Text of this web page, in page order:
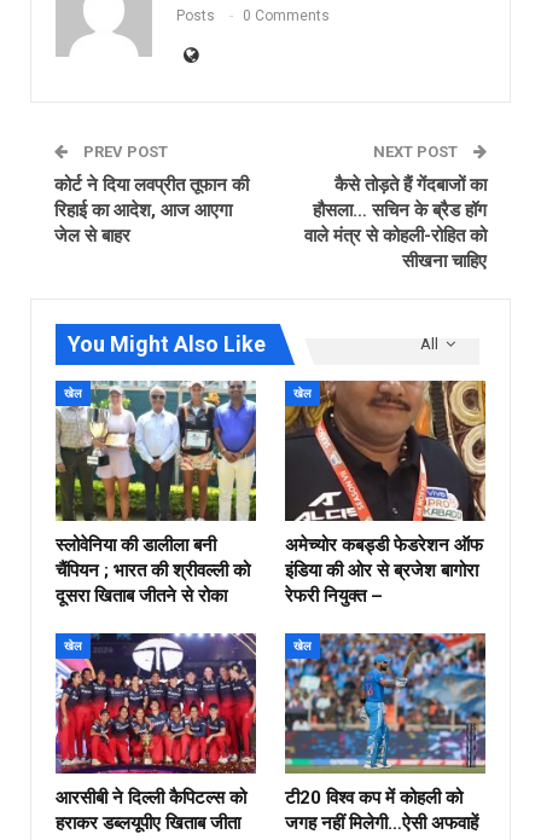
Posts 0 Comments
PREV POST
कोर्ट ने दिया लवप्रीत तूफान की
रिहाई का आदेश, आज आएगा
जेल से बाहर
NEXT POST
कैसे तोड़ते हैं गेंदबाजों का
हौसला… सचिन के ब्रैड हॉग
वाले मंत्र से कोहली-रोहित को
सीखना चाहिए
All
You Might Also Like
खेल
स्लोवेनिया की डालीला बनी
चैंपियन ; भारत की श्रीवल्ली को
दूसरा खिताब जीतने से रोका
खेल
अमेच्योर कबड्डी फेडरेशन ऑफ
इंडिया की ओर से ब्रजेश बागोरा
रेफरी नियुक्त –
खेल
आरसीबी ने दिल्ली कैपिटल्स को
हराकर डब्लयूपीए खिताब जीता
खेल
टी20 विश्व कप में कोहली को
जगह नहीं मिलेगी…ऐसी अफवाहें